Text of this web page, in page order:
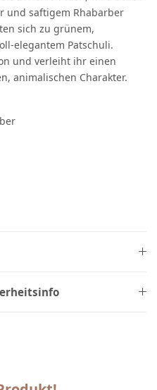
und saftigem Rhabarber
sich zu grünem,
elegantem Patschuli.
und verleiht ihr einen
animalischen Charakter.